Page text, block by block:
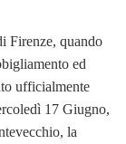
Firenze, quando
ed
ufficialmente
17 Giugno,
la